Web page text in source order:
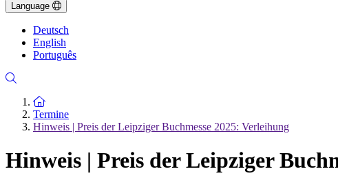
Language
Deutsch
English
Português
Zur Startseite
Termine
Hinweis | Preis der Leipziger Buchmesse 2025: Verleihung
Hinweis | Preis der Leipziger